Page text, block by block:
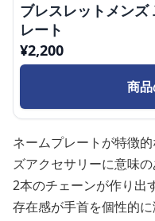
ブレスレットメン
レート
¥2,200
商
ネームプレートが特徴
ズアクセサリーに意味
2本のチェーンが作り出
存在感が手首を個性的に